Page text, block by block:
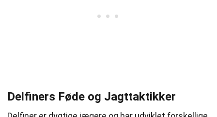
Delfiners Føde og Jagttaktikker